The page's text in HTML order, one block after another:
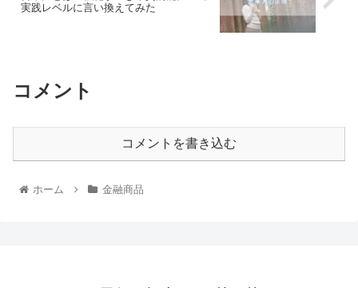
実践レベルに言い換えてみた
コメント
コメントを書き込む
ホーム 金融商品